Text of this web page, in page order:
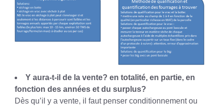
Y aura-t-il de la vente? en totalité, en partie, en
fonction des années et du surplus?
Dès qu’il y a vente, il faut penser conditionnement ou